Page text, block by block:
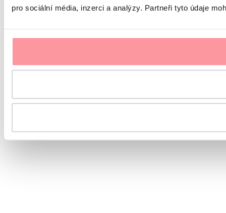
pro sociální média, inzerci a analýzy. Partneři tyto údaje